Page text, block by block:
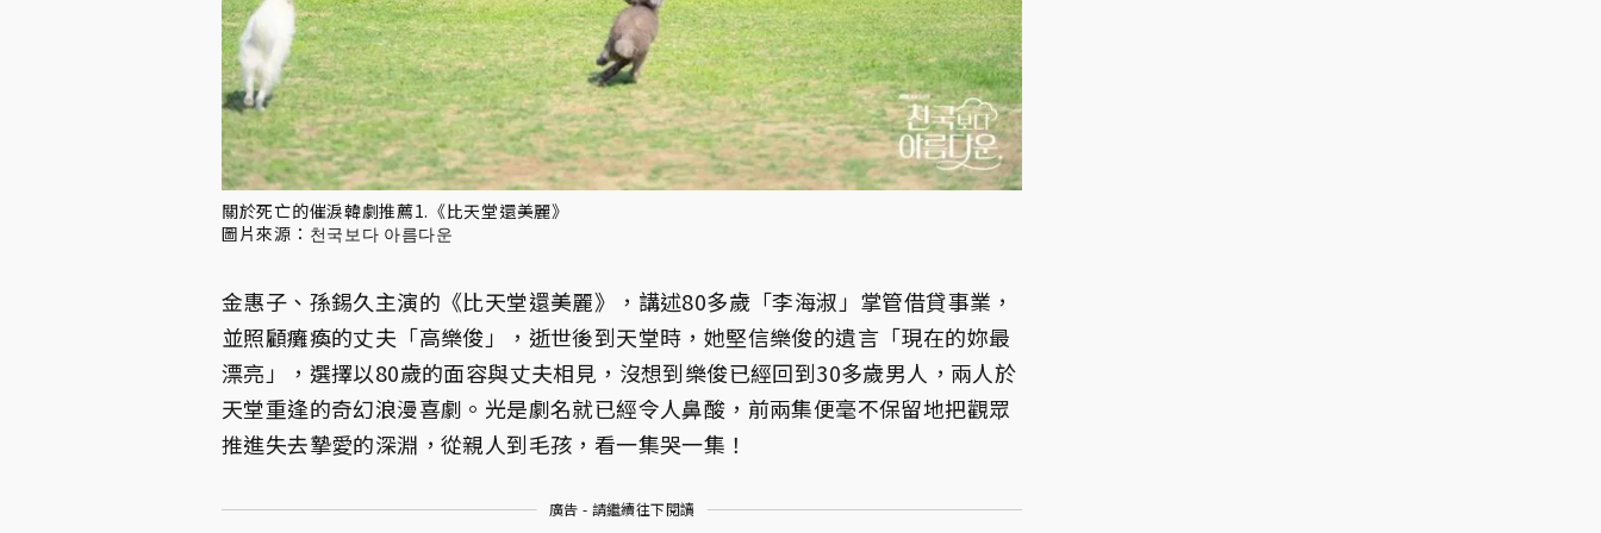
關於死亡的催淚韓劇推薦1.《比天堂還美麗》
圖片來源：천국보다 아름다운
金惠子、孫錫久主演的《比天堂還美麗》，講述80多歲「李海淑」掌管借貸事業，
並照顧癱瘓的丈夫「高樂俊」，逝世後到天堂時，她堅信樂俊的遺言「現在的妳最
漂亮」，選擇以80歲的面容與丈夫相見，沒想到樂俊已經回到30多歲男人，兩人於
天堂重逢的奇幻浪漫喜劇。光是劇名就已經令人鼻酸，前兩集便毫不保留地把觀眾
推進失去摯愛的深淵，從親人到毛孩，看一集哭一集！
廣告 - 請繼續往下閱讀